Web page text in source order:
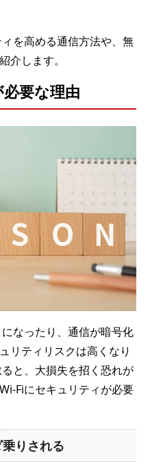
を高める通信方法や、無
介します。
要な理由
なったり、通信が暗号化
リティリスクは高くなり
と、大損失を招く恐れが
Fiにセキュリティが必要
りされる